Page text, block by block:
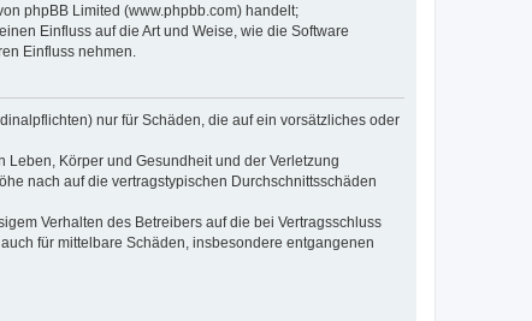
phpBB Limited (www.phpbb.com) handelt;
Einfluss auf die Art und Weise, wie die Software
Einfluss nehmen.
nur für Schäden, die auf ein vorsätzliches oder
Körper und Gesundheit und der Verletzung
nach auf die vertragstypischen Durchschnittsschäden
Verhalten des Betreibers auf die bei Vertragsschluss
für mittelbare Schäden, insbesondere entgangenen